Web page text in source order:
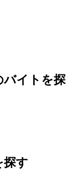
バイトを探
探す